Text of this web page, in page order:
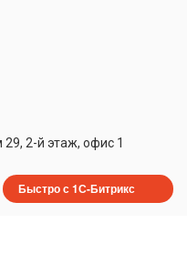
2-й этаж, офис 1
Быстро с 1С-Битрикс